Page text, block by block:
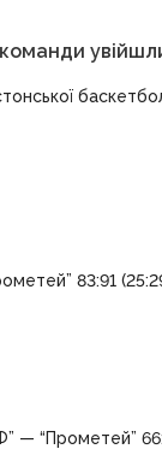
83:91
— “Прометей”